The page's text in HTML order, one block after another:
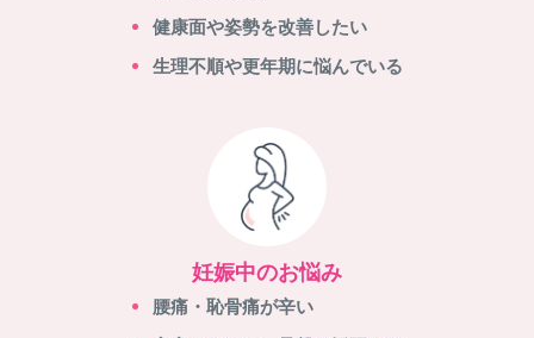
健康面や姿勢を改善したい
生理不順や更年期に悩んでいる
妊娠中のお悩み
腰痛・恥骨痛が辛い